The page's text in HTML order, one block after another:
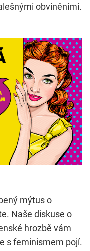
obviněními.
mýtus o
Naše diskuse o
hrozbě vám
s feminismem pojí.